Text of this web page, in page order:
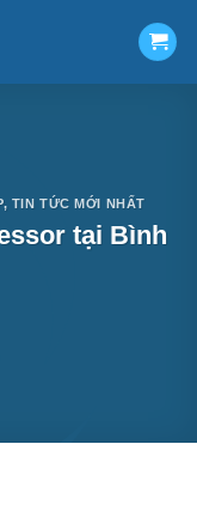
, TIN TỨC MỚI NHẤT
tại Bình